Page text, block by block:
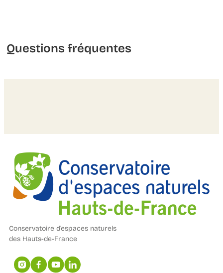
Questions fréquentes
Conservatoire d’espaces naturels
des Hauts-de-France